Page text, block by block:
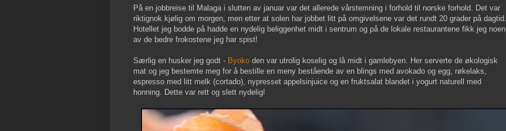
På en jobbreise til Malaga i slutten av januar var det allerede vårstemning i forhold til norske forhold. Det var
riktignok kjølig om morgen, men etter at solen har jobbet litt på omgivelsene var det rundt 20 grader på dagtid.
Hotellet jeg bodde på hadde en nydelig beliggenhet midt i sentrum og på de lokale restaurantene fikk jeg noen
av de bedre frokostene jeg har spist!
Særlig en husker jeg godt - Byoko den var utrolig koselig og lå midt i gamlebyen. Her serverte de økologisk
mat og jeg bestemte meg for å bestille en meny bestående av en blings med avokado og egg, røkelaks,
espresso med litt melk (cortado), nypresset appelsinjuice og en fruktsalat blandet i yogurt naturell med
honning. Dette var rett og slett nydelig!